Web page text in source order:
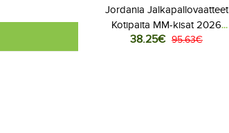
Jordania Jalkapallovaatteet
Kotipaita MM-kisat 2026
Lyhythihainen
38.25€ 95.63€